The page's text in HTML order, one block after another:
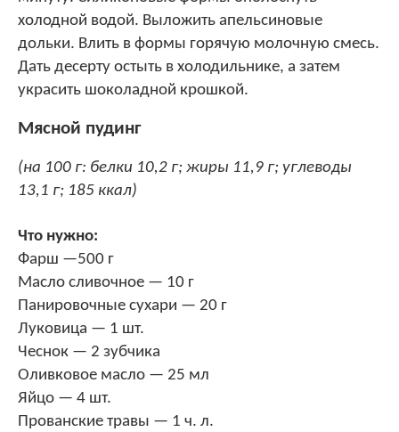
холодной водой. Выложить апельсиновые
дольки. Влить в формы горячую молочную смесь.
Дать десерту остыть в холодильнике, а затем
украсить шоколадной крошкой.
Мясной пудинг
(на 100 г: белки 10,2 г; жиры 11,9 г; углеводы
13,1 г; 185 ккал)
Что нужно:
Фарш —500 г
Масло сливочное — 10 г
Панировочные сухари — 20 г
Луковица — 1 шт.
Чеснок — 2 зубчика
Оливковое масло — 25 мл
Яйцо — 4 шт.
Прованские травы — 1 ч. л.